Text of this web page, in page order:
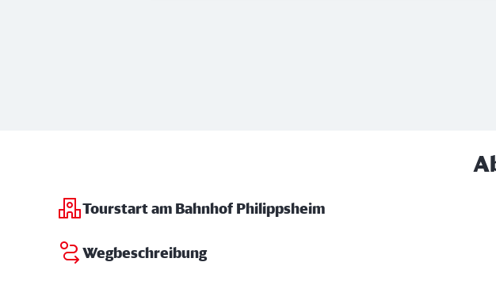
Tourstart am Bahnhof Philippsheim
Wegbeschreibung